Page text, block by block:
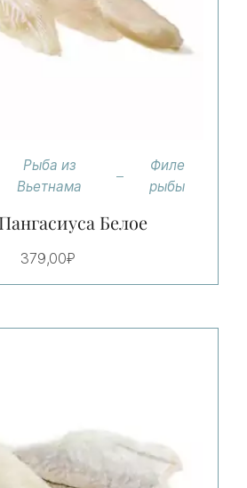
Рыба из
Вьетнама
Филе
рыбы
Белое
379,00₽